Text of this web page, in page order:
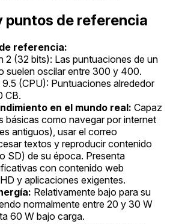
puntos de referencia
referencia:
2 (32 bits): Las puntuaciones de un
suelen oscilar entre 300 y 400.
(CPU): Puntuaciones alrededor
CB.
en el mundo real: Capaz
básicas como navegar por internet
antiguos), usar el correo
textos y reproducir contenido
SD) de su época. Presenta
con contenido web
y aplicaciones exigentes.
Relativamente bajo para su
normalmente entre 20 y 30 W
60 W bajo carga.